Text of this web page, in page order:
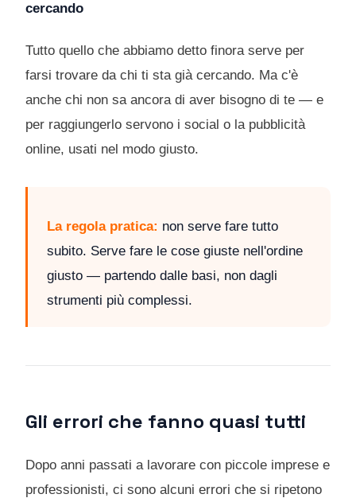
cercando
Tutto quello che abbiamo detto finora serve per
farsi trovare da chi ti sta già cercando. Ma c'è
anche chi non sa ancora di aver bisogno di te — e
per raggiungerlo servono i social o la pubblicità
online, usati nel modo giusto.
La regola pratica: non serve fare tutto
subito. Serve fare le cose giuste nell'ordine
giusto — partendo dalle basi, non dagli
strumenti più complessi.
Gli errori che fanno quasi tutti
Dopo anni passati a lavorare con piccole imprese e
professionisti, ci sono alcuni errori che si ripetono